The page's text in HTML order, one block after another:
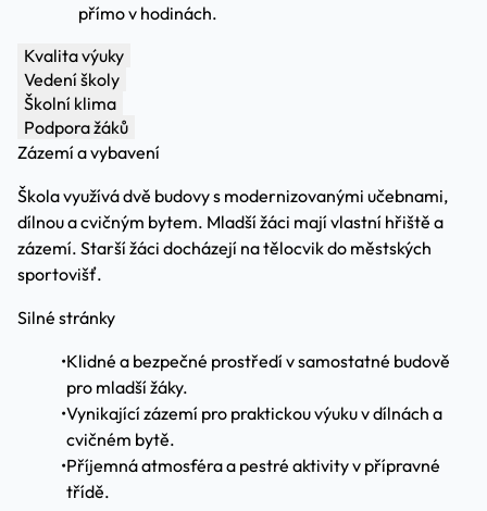
přímo v hodinách.
Kvalita výuky
Vedení školy
Školní klima
Podpora žáků
Zázemí a vybavení
Škola využívá dvě budovy s modernizovanými učebnami,
dílnou a cvičným bytem. Mladší žáci mají vlastní hřiště a
zázemí. Starší žáci docházejí na tělocvik do městských
sportovišť.
Silné stránky
•Klidné a bezpečné prostředí v samostatné budově
pro mladší žáky.
•Vynikající zázemí pro praktickou výuku v dílnách a
cvičném bytě.
•Příjemná atmosféra a pestré aktivity v přípravné
třídě.